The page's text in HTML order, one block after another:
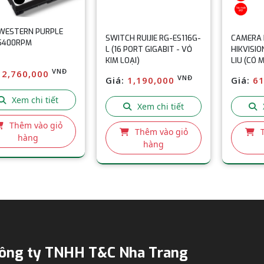
RUIJIE RG-ES116G-
1,190,000
Xem chi tiết
Thêm vào giỏ
hàng
CAMERA IP 2MP BÁN CẦU
HIKVISION DS-2CD1321G2-
LIU (CÓ MICRO)
Giá: 610,000 VNĐ
Xem chi tiết
Thêm vào giỏ
hàng
ĐIỆN
BÀN
TRẮNG
Giá:
ty TNHH T&C Nha Trang